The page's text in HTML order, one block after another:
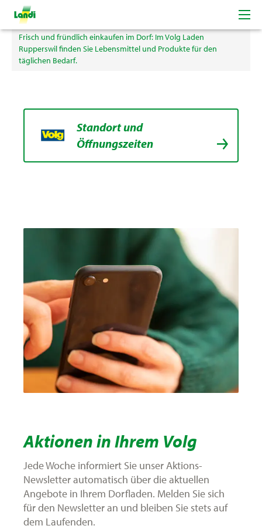
Volg Laden Rupperswil
Frisch und fründlich einkaufen im Dorf: Im Volg Laden
Rupperswil finden Sie Lebensmittel und Produkte für den
täglichen Bedarf.
Standort und
Öffnungszeiten
Aktionen in Ihrem Volg
Jede Woche informiert Sie unser Aktions-
Newsletter automatisch über die aktuellen
Angebote in Ihrem Dorfladen. Melden Sie sich
für den Newsletter an und bleiben Sie stets auf
dem Laufenden.